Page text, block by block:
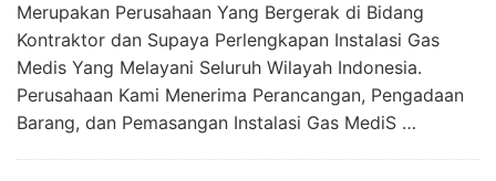
Merupakan Perusahaan Yang Bergerak di Bidang
Kontraktor dan Supaya Perlengkapan Instalasi Gas
Medis Yang Melayani Seluruh Wilayah Indonesia.
Perusahaan Kami Menerima Perancangan, Pengadaan
Barang, dan Pemasangan Instalasi Gas MediS …